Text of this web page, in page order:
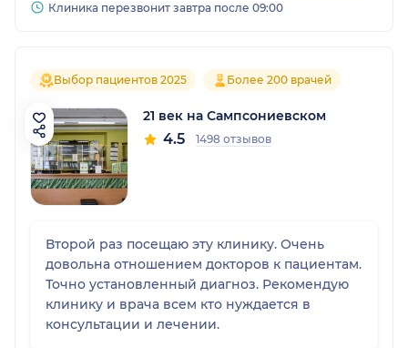
Клиника перезвонит завтра после 09:00
Выбор пациентов 2025 Более 200 врачей
21 век на Сампсониевском
4.5 1498 отзывов
Второй раз посещаю эту клинику. Очень
довольна отношением докторов к пациентам.
Точно установленный диагноз. Рекомендую
клинику и врача всем кто нуждается в
консультации и лечении.